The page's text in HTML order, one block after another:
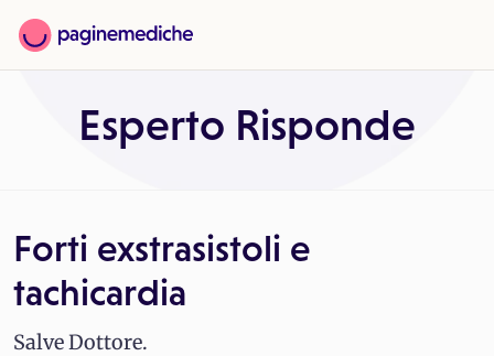
Esperto Risponde
Forti exstrasistoli e
tachicardia
Salve Dottore.